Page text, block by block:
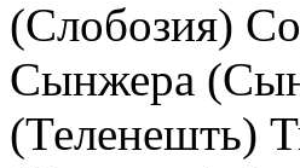
(Слобозия)
Сынжера
(Теленешть)